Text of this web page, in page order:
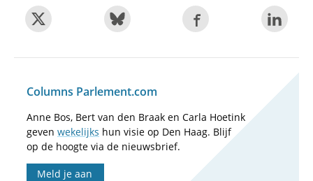
Columns Parlement.com
Anne Bos, Bert van den Braak en Carla Hoetink
geven wekelijks hun visie op Den Haag. Blijf
op de hoogte via de nieuwsbrief.
Meld je aan